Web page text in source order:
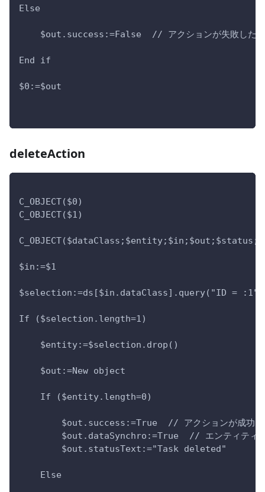
Else
$out.success:=False  // アクションが失敗したこ
End if
$0:=$out
deleteAction
C_OBJECT($0)
C_OBJECT($1)
$in:=$1
$selection:=ds[$in.dataClass].query("ID =
If ($selection.length=1)
    $entity:=$selection.drop()
    $out:=New object
    If ($entity.length=0)
$out.success:=True  // アクションが成功し
$out.dataSynchro:=True  // エンティティの
        $out.statusText:="Task deleted"
    Else